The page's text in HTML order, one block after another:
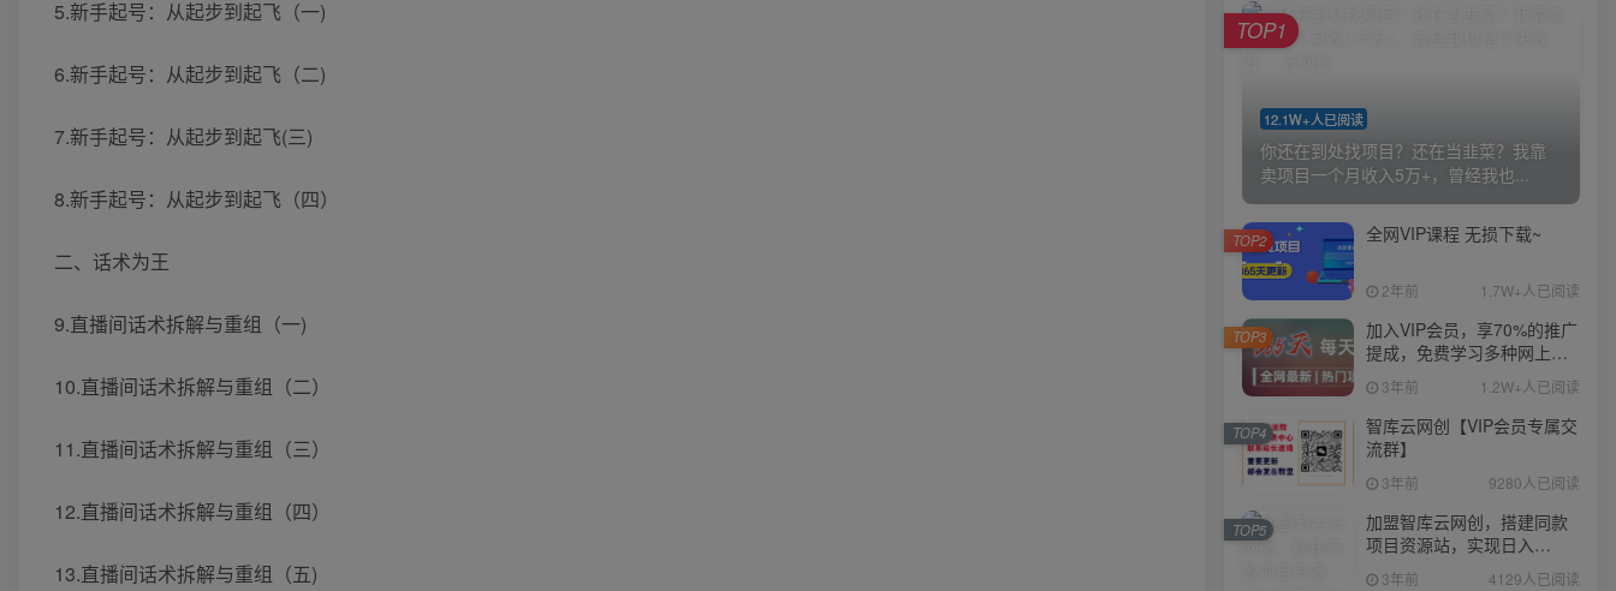
5.新手起号：从起步到起飞（一)
6.新手起号：从起步到起飞（二)
7.新手起号：从起步到起飞(三)
8.新手起号：从起步到起飞（四）
二、话术为王
9.直播间话术拆解与重组（一)
10.直播间话术拆解与重组（二）
11.直播间话术拆解与重组（三）
12.直播间话术拆解与重组（四）
13.直播间话术拆解与重组（五)
12.1W+人已阅读
你还在到处找项目？还在当韭菜？我靠
卖项目一个月收入5万+，曾经我也...
TOP1
全网VIP课程 无损下载~
2年前 1.7W+人已阅读
TOP2
加入VIP会员，享70%的推广
提成，免费学习多种网上创
业课程，菜鸟秒变大神！
3年前 1.2W+人已阅读
TOP3
智库云网创【VIP会员专属交
流群】
3年前 9280人已阅读
TOP4
加盟智库云网创，搭建同款
项目资源站，实现日入
2000+
3年前 4129人已阅读
TOP5